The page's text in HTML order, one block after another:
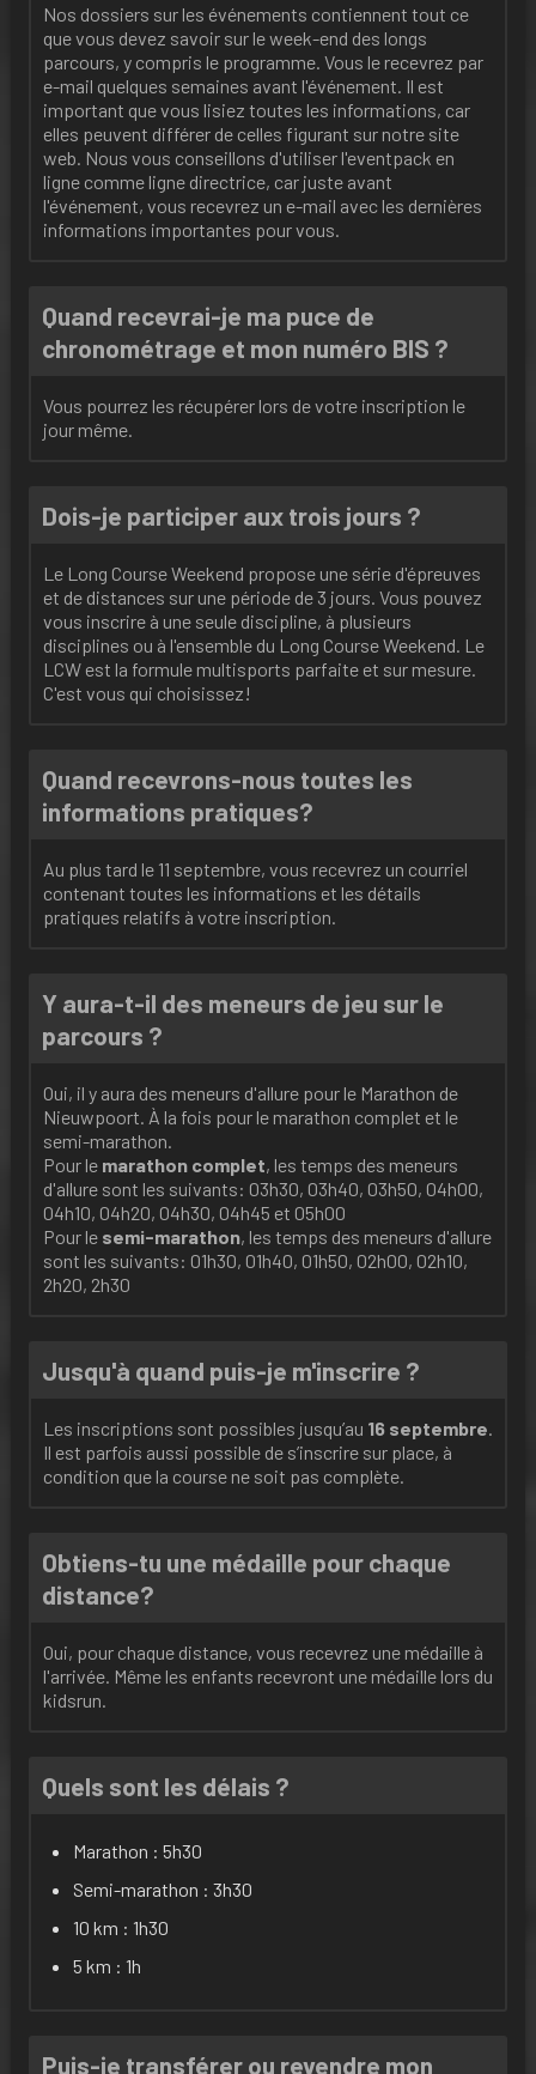
Nos dossiers sur les événements contiennent tout ce
que vous devez savoir sur le week-end des longs
parcours, y compris le programme. Vous le recevrez par
e-mail quelques semaines avant l'événement. Il est
important que vous lisiez toutes les informations, car
elles peuvent différer de celles figurant sur notre site
web. Nous vous conseillons d'utiliser l'eventpack en
ligne comme ligne directrice, car juste avant
l'événement, vous recevrez un e-mail avec les dernières
informations importantes pour vous.
Quand recevrai-je ma puce de
chronométrage et mon numéro BIS ?
Vous pourrez les récupérer lors de votre inscription le
jour même.
Dois-je participer aux trois jours ?
Le Long Course Weekend propose une série d'épreuves
et de distances sur une période de 3 jours. Vous pouvez
vous inscrire à une seule discipline, à plusieurs
disciplines ou à l'ensemble du Long Course Weekend. Le
LCW est la formule multisports parfaite et sur mesure.
C'est vous qui choisissez!
Quand recevrons-nous toutes les
informations pratiques?
Au plus tard le 11 septembre, vous recevrez un courriel
contenant toutes les informations et les détails
pratiques relatifs à votre inscription.
Y aura-t-il des meneurs de jeu sur le
parcours ?
Oui, il y aura des meneurs d'allure pour le Marathon de
Nieuwpoort. À la fois pour le marathon complet et le
semi-marathon.
Pour le marathon complet, les temps des meneurs
d'allure sont les suivants: 03h30, 03h40, 03h50, 04h00,
04h10, 04h20, 04h30, 04h45 et 05h00
Pour le semi-marathon, les temps des meneurs d'allure
sont les suivants: 01h30, 01h40, 01h50, 02h00, 02h10,
2h20, 2h30
Jusqu'à quand puis-je m'inscrire ?
Les inscriptions sont possibles jusqu’au 16 septembre.
Il est parfois aussi possible de s’inscrire sur place, à
condition que la course ne soit pas complète.
Obtiens-tu une médaille pour chaque
distance?
Oui, pour chaque distance, vous recevrez une médaille à
l'arrivée. Même les enfants recevront une médaille lors du
kidsrun.
Quels sont les délais ?
Marathon : 5h30
Semi-marathon : 3h30
10 km : 1h30
5 km : 1h
Puis-je transférer ou revendre mon